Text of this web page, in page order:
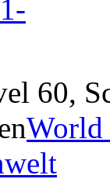
60,
World